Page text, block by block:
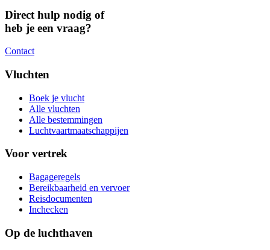
Direct hulp nodig of
heb je een vraag?
Contact
Vluchten
Boek je vlucht
Alle vluchten
Alle bestemmingen
Luchtvaartmaatschappijen
Voor vertrek
Bagageregels
Bereikbaarheid en vervoer
Reisdocumenten
Inchecken
Op de luchthaven